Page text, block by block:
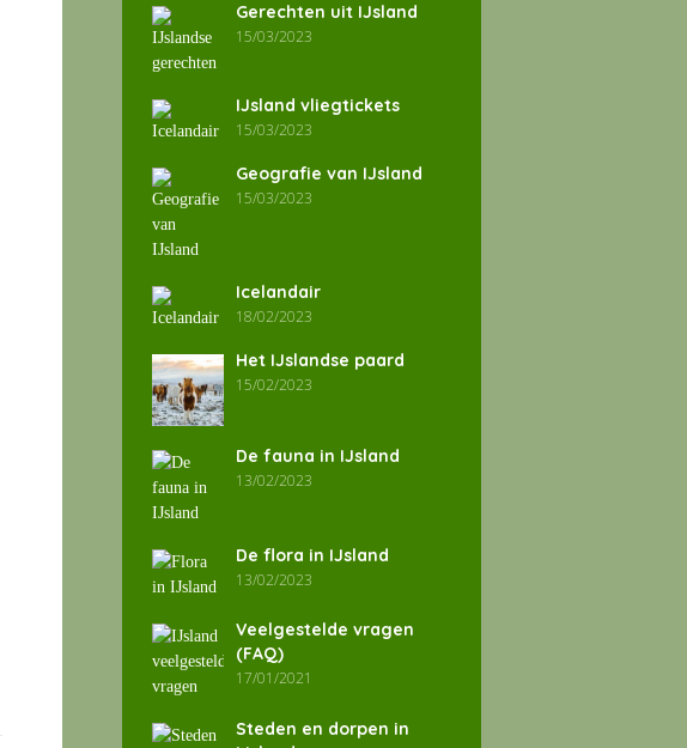
Gerechten uit IJsland
15/03/2023
IJsland vliegtickets
15/03/2023
Geografie van IJsland
15/03/2023
Icelandair
18/02/2023
Het IJslandse paard
15/02/2023
De fauna in IJsland
13/02/2023
De flora in IJsland
13/02/2023
Veelgestelde vragen
(FAQ)
17/01/2021
Steden en dorpen in